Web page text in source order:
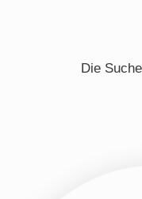
Die